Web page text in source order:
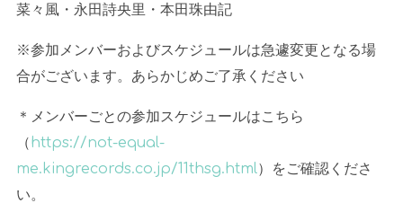
菜々風・永田詩央里・本田珠由記
※参加メンバーおよびスケジュールは急遽変更となる場
合がございます。あらかじめご了承ください
＊メンバーごとの参加スケジュールはこちら
（https://not-equal-
me.kingrecords.co.jp/11thsg.html）をご確認くださ
い。